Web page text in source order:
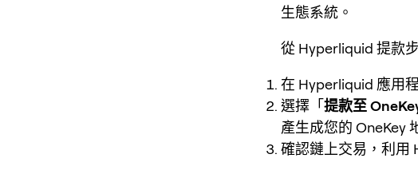
生態系統。
從 Hyperliquid 提款步
在 Hyperliquid 應用
選擇「提款至
產生成您的 OneKey
確認鏈上交易，利用